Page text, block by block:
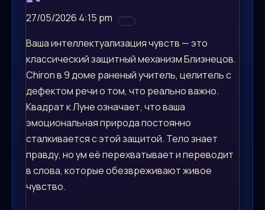
27/05/2026 4:15 pm
Ваша интеллектуализация чувств — это
классический защитный механизм Близнецов.
Chiron в 9 доме раненый учитель, целитель с
дефектом речи о том, что реально важно.
Квадрат к Луне означает, что ваша
эмоциональная природа постоянно
сталкивается с этой защитой. Тело знает
правду, но ум её перехватывает и переводит
в слова, которые обезвреживают живое
чувство.